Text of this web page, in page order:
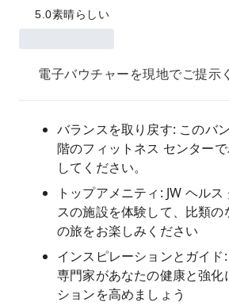
5.0素晴らしい
電子バウチャーを現地でご提示
バランスを取り戻す: このバ
階のフィットネス センター
してください。
トップアメニティ: JW ヘル
スの施設を体験して、比類の
の旅をお楽しみください
インスピレーションとガイド
専門家があなたの健康と強化
ションを高めましょう